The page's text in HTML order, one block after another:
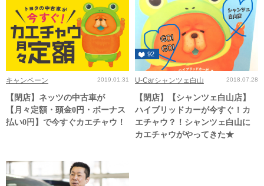
キャンペーン 2019.01.31
【閉店】ネッツの中古車が
【月々定額・頭金0円・ボーナス
払い0円】で今すぐカエチャウ！
92
U-Carシャンツェ白山 2018.07.28
【閉店】【シャンツェ白山店】
ハイブリッドカーが今すぐ！カ
エチャウ？！シャンツェ白山に
カエチャウがやってきた★